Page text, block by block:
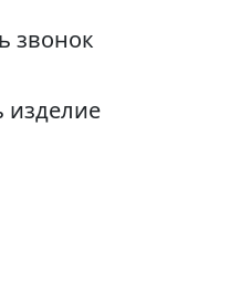
звонок
изделие